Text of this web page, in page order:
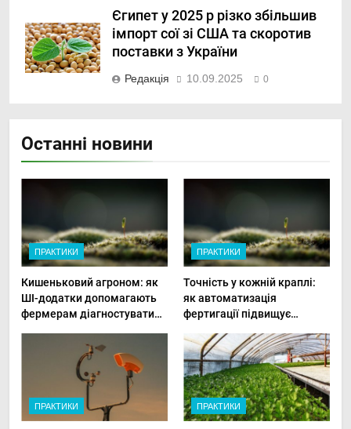
Єгипет у 2025 р різко збільшив
імпорт сої зі США та скоротив
поставки з України
Редакція 10.09.2025 0
Останні новини
ПРАКТИКИ
Кишеньковий агроном: як
ШІ-додатки допомагають
фермерам діагностувати
ПРАКТИКИ
Точність у кожній краплі:
як автоматизація
фертигації підвищує
ПРАКТИКИ ПРАКТИКИ